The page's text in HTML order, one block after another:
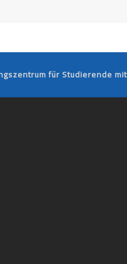
FOOTER
für Studierende